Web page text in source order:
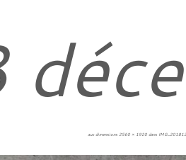
aux dimensions 2560 × 1920 dans